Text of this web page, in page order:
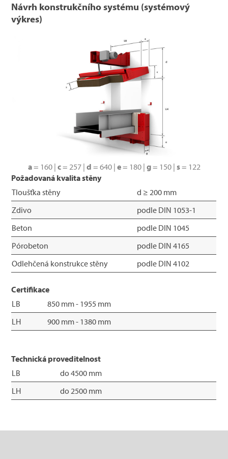
Návrh konstrukčního systému (systémový
výkres)
a= 160 | c= 257 | d = 640 | e= 180 | g= 150 | s= 122
Požadovaná kvalita stěny
Tloušťka stěny
d ≥ 200 mm
Zdivo
podle DIN 1053-1
Beton
podle DIN 1045
Pórobeton
podle DIN 4165
Odlehčená konstrukce stěny
podle DIN 4102
Certifikace
LB
850 mm - 1955 mm
LH
900 mm - 1380 mm
Technická proveditelnost
LB
do 4500 mm
LH
do 2500 mm